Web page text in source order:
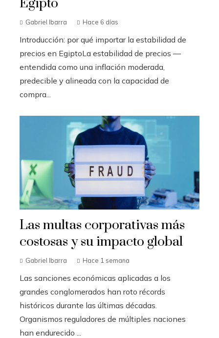
Gabriel Ibarra Hace 6 días
Introducción: por qué importar la estabilidad de
precios en EgiptoLa estabilidad de precios —
entendida como una inflación moderada,
predecible y alineada con la capacidad de
compra...
Las multas corporativas más
costosas y su impacto global
Gabriel Ibarra Hace 1 semana
Las sanciones económicas aplicadas a los
grandes conglomerados han roto récords
históricos durante las últimas décadas.
Organismos reguladores de múltiples naciones
han endurecido ...